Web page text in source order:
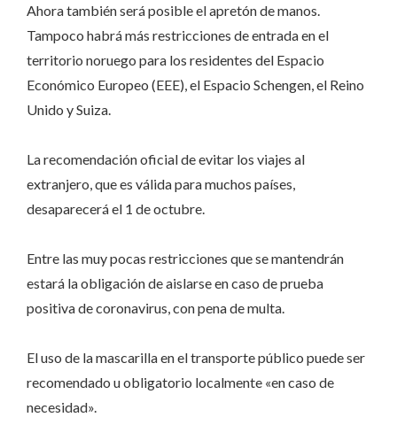
Ahora también será posible el apretón de manos.
Tampoco habrá más restricciones de entrada en el
territorio noruego para los residentes del Espacio
Económico Europeo (EEE), el Espacio Schengen, el Reino
Unido y Suiza.
La recomendación oficial de evitar los viajes al
extranjero, que es válida para muchos países,
desaparecerá el 1 de octubre.
Entre las muy pocas restricciones que se mantendrán
estará la obligación de aislarse en caso de prueba
positiva de coronavirus, con pena de multa.
El uso de la mascarilla en el transporte público puede ser
recomendado u obligatorio localmente «en caso de
necesidad».